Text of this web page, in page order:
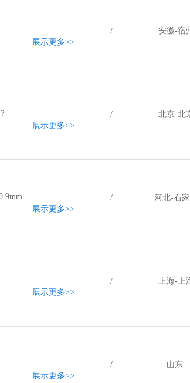
展示更多>>
/ 安徽-宿
展示更多>>
/ 北京-北
展示更多>>
/ 河北-石
展示更多>>
/ 上海-上
展示更多>>
/ 山东-